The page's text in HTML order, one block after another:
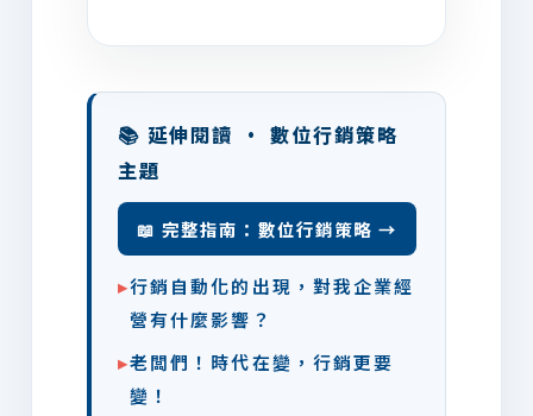
📚 延伸閱讀 · 數位行銷策略
主題
📖 完整指南：數位行銷策略 →
▸行銷自動化的出現，對我企業經
營有什麼影響？
▸老闆們！時代在變，行銷更要
變！